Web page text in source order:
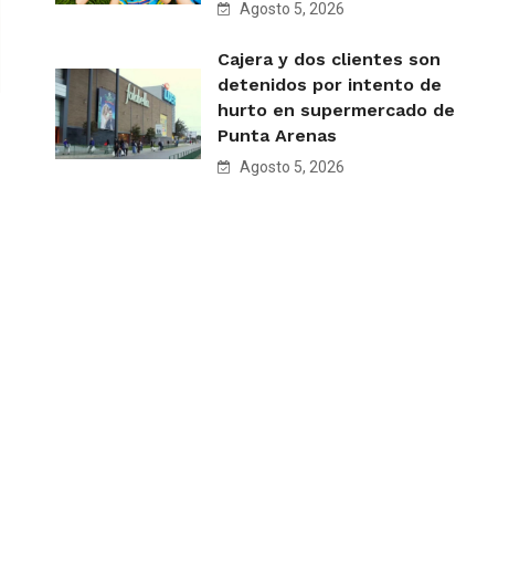
Agosto 5, 2026
Cajera y dos clientes son
detenidos por intento de
hurto en supermercado de
Punta Arenas
Agosto 5, 2026